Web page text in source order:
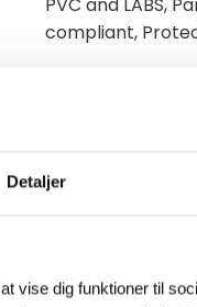
Detaljer
vise dig funktioner til
PVC and LABS,
compliant,